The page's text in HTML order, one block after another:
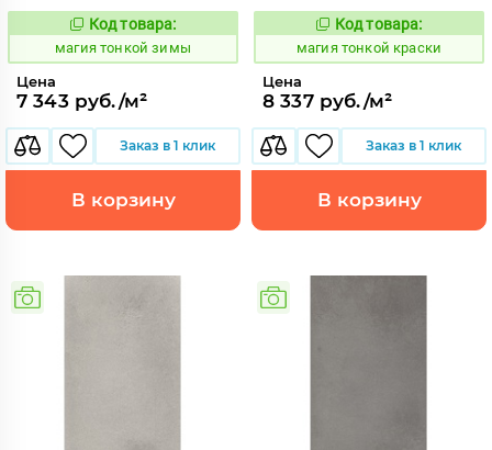
919032
Код товара:
магия тонкой зимы
Цена
7 343 руб./м²
Заказ в 1 клик
В корзину
919039
Код товара:
магия тонкой краски
Цена
8 337 руб./м²
Заказ в 1 клик
В корзину